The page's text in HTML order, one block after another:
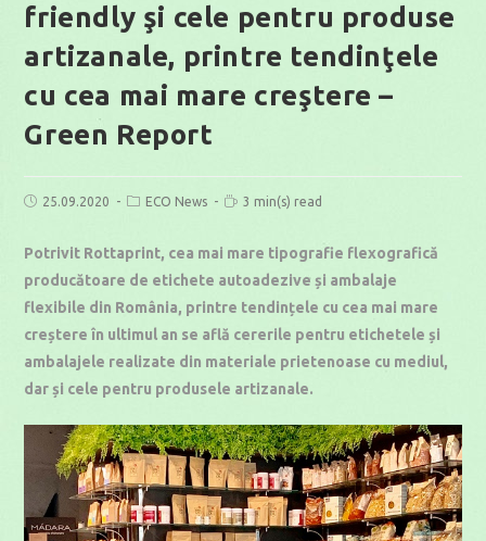
friendly şi cele pentru produse
artizanale, printre tendinţele
cu cea mai mare creştere –
Green Report
Post25.09.2020
PostECO News
Reading
3 min(s) read
Potrivit Rottaprint, cea mai mare tipografie flexografică
producătoare de etichete autoadezive și ambalaje
flexibile din România, printre tendințele cu cea mai mare
creștere în ultimul an se află cererile pentru etichetele și
ambalajele realizate din materiale prietenoase cu mediul,
dar și cele pentru produsele artizanale.